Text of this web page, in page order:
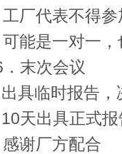
工厂代表不得
可能是一对一
．末次会议
具临时报告
10天出具正式报
感谢厂方配合